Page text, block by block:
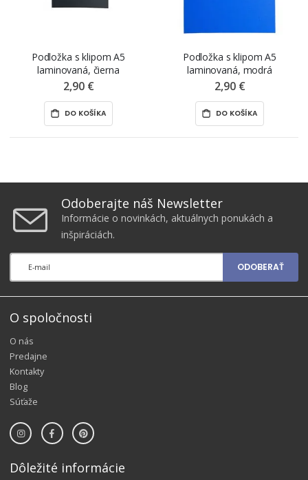
Podložka s klipom A5
laminovaná, čierna
2,90 €
DO KOŠÍKA
Podložka s klipom A5
laminovaná, modrá
2,90 €
DO KOŠÍKA
Odoberajte náš Newsletter
Informácie o novinkách, aktuálnych ponukách a
inšpiráciách.
ODOBERAŤ
O spoločnosti
O nás
Predajne
Kontakty
Blog
Súťaže
Dôležité informácie